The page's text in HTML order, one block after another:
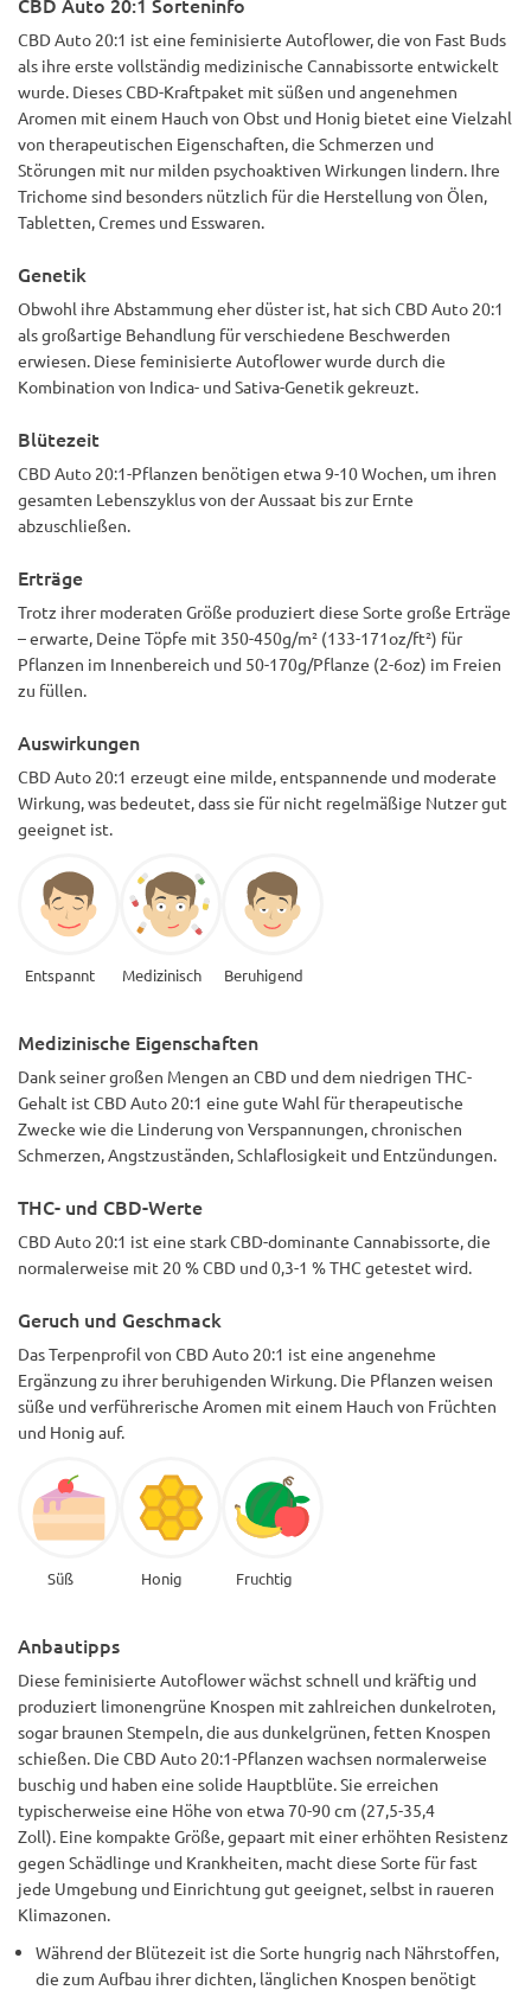
profitieren könnten. Ich werde es so schnell wie möglich
wieder auf 100 % wachsen lassen.
CBD Auto 20:1 ist eine feminisierte Autoflower, die von Fast Buds
als ihre erste vollständig medizinische Cannabissorte entwickelt
wurde. Dieses CBD-Kraftpaket mit süßen und angenehmen
Aromen mit einem Hauch von Obst und Honig bietet eine Vielzahl
von therapeutischen Eigenschaften, die Schmerzen und
Störungen mit nur milden psychoaktiven Wirkungen lindern. Ihre
Trichome sind besonders nützlich für die Herstellung von Ölen,
Tabletten, Cremes und Esswaren.
Genetik
Obwohl ihre Abstammung eher düster ist, hat sich CBD Auto 20:1
als großartige Behandlung für verschiedene Beschwerden
erwiesen. Diese feminisierte Autoflower wurde durch die
Kombination von Indica- und Sativa-Genetik gekreuzt.
Blütezeit
CBD Auto 20:1-Pflanzen benötigen etwa 9-10 Wochen, um ihren
gesamten Lebenszyklus von der Aussaat bis zur Ernte
abzuschließen.
Erträge
Trotz ihrer moderaten Größe produziert diese Sorte große Erträge
– erwarte, Deine Töpfe mit 350-450g/m² (133-171oz/ft²) für
Pflanzen im Innenbereich und 50-170g/Pflanze (2-6oz) im Freien
zu füllen.
Auswirkungen
CBD Auto 20:1 erzeugt eine milde, entspannende und moderate
Wirkung, was bedeutet, dass sie für nicht regelmäßige Nutzer gut
geeignet ist.
Entspannt Medizinisch Beruhigend
Medizinische Eigenschaften
Dank seiner großen Mengen an CBD und dem niedrigen THC-
Gehalt ist CBD Auto 20:1 eine gute Wahl für therapeutische
Zwecke wie die Linderung von Verspannungen, chronischen
Schmerzen, Angstzuständen, Schlaflosigkeit und Entzündungen.
THC- und CBD-Werte
CBD Auto 20:1 ist eine stark CBD-dominante Cannabissorte, die
normalerweise mit 20 % CBD und 0,3-1 % THC getestet wird.
Geruch und Geschmack
Das Terpenprofil von CBD Auto 20:1 ist eine angenehme
Ergänzung zu ihrer beruhigenden Wirkung. Die Pflanzen weisen
süße und verführerische Aromen mit einem Hauch von Früchten
und Honig auf.
Süß Honig Fruchtig
Anbautipps
Diese feminisierte Autoflower wächst schnell und kräftig und
produziert limonengrüne Knospen mit zahlreichen dunkelroten,
sogar braunen Stempeln, die aus dunkelgrünen, fetten Knospen
schießen. Die CBD Auto 20:1-Pflanzen wachsen normalerweise
buschig und haben eine solide Hauptblüte. Sie erreichen
typischerweise eine Höhe von etwa 70-90 cm (27,5-35,4
Zoll). Eine kompakte Größe, gepaart mit einer erhöhten Resistenz
gegen Schädlinge und Krankheiten, macht diese Sorte für fast
jede Umgebung und Einrichtung gut geeignet, selbst in raueren
Klimazonen.
Während der Blütezeit ist die Sorte hungrig nach Nährstoffen,
die zum Aufbau ihrer dichten, länglichen Knospen benötigt